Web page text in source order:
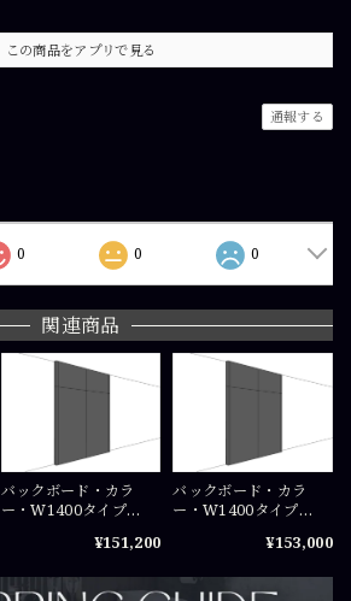
この商品をアプリで見る
通報する
0 0 0
関連商品
バックボード・カラ
ー・W1400タイプ
×H2350（mm）COS-
¥151,200
バックボード・カラ
ー・W1400タイプ
×H2400（mm）COS-
¥153,000